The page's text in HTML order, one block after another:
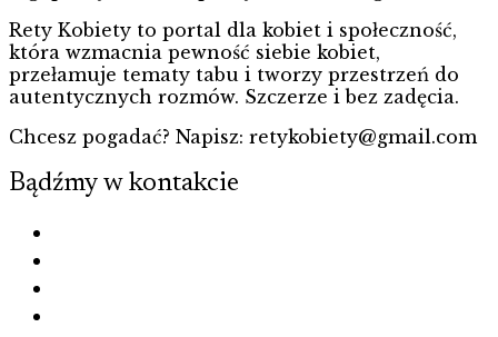
Rety Kobiety to portal dla kobiet i społeczność,
która wzmacnia pewność siebie kobiet,
przełamuje tematy tabu i tworzy przestrzeń do
autentycznych rozmów. Szczerze i bez zadęcia.
Chcesz pogadać? Napisz: retykobiety@gmail.com
Bądźmy w kontakcie